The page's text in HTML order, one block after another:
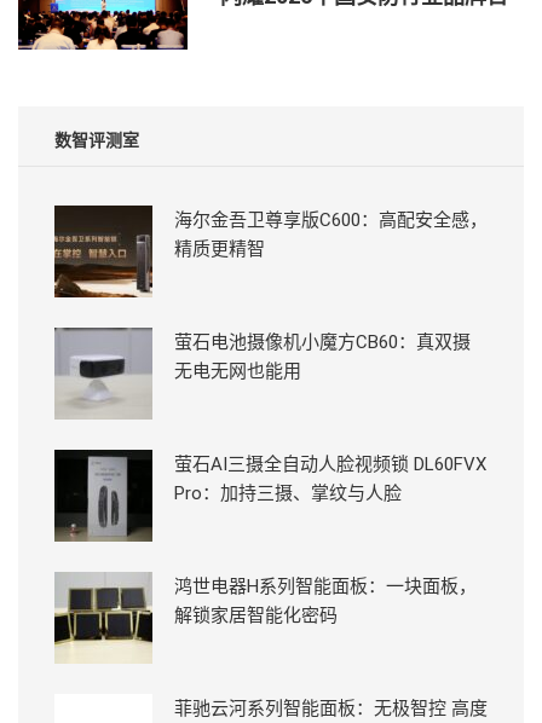
数智评测室
海尔金吾卫尊享版C600：高配安全感，
精质更精智
萤石电池摄像机小魔方CB60：真双摄
无电无网也能用
萤石AI三摄全自动人脸视频锁 DL60FVX
Pro：加持三摄、掌纹与人脸
鸿世电器H系列智能面板：一块面板，
解锁家居智能化密码
菲驰云河系列智能面板：无极智控 高度